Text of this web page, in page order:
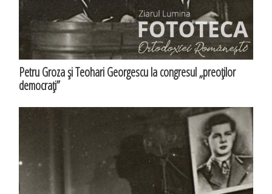
Petru Groza şi Teohari Georgescu la congresul „preoţilor
democraţi”